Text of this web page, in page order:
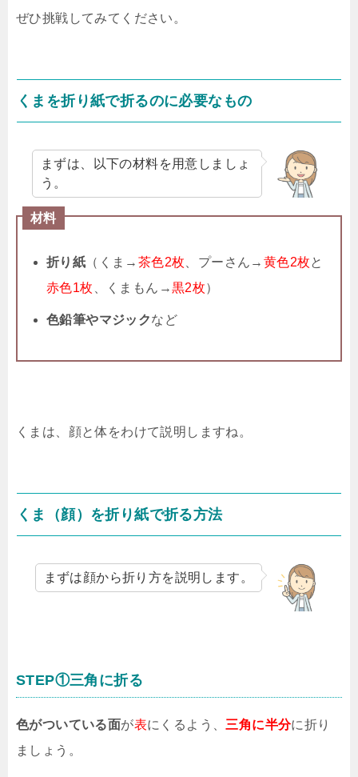
ぜひ挑戦してみてください。
くまを折り紙で折るのに必要なもの
まずは、以下の材料を用意しましょ
う。
材料
折り紙 （くま→ 茶色2枚 、プーさん→ 黄色2枚と
赤色1枚 、くまもん→黒2枚）
色鉛筆やマジックなど
くまは、顔と体をわけて説明しますね。
くま（顔）を折り紙で折る方法
まずは顔から折り方を説明します。
STEP①三角に折る
色がついている面が表にくるよう、 三角に半分に折り
ましょう。